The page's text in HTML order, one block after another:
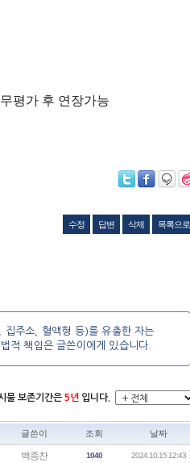
평가 후 연장가능
수정 답변 삭제
목록으로
주소, 혈액형 등)를 유출한 자는
적 책임은 글쓴이에게 있습니다.
물 보존기간은 5년 입니다.
글쓴이 조회 날짜
백종찬 1040 2024.10.15 12:43